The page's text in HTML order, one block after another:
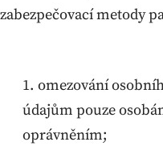
zabezpečovací metody
omezování
údajům pouze
oprávněním;